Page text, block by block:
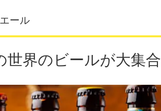
ール
世界のビールが大集合